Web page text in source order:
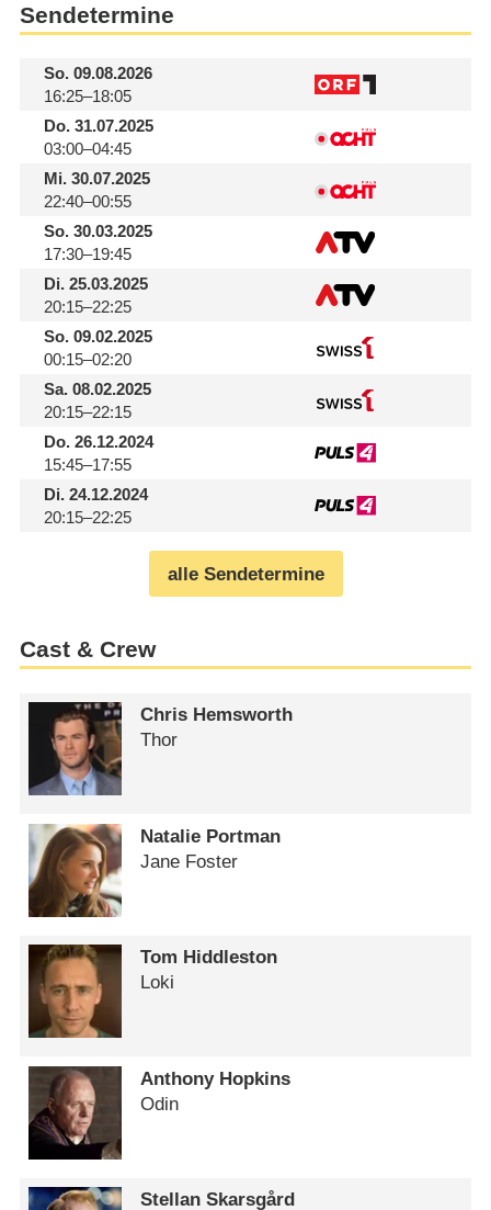
Sendetermine
So.09.08.2026
16:25–18:05
Do.31.07.2025
03:00–04:45
Mi.30.07.2025
22:40–00:55
So.30.03.2025
17:30–19:45
Di.25.03.2025
20:15–22:25
So.09.02.2025
00:15–02:20
Sa.08.02.2025
20:15–22:15
Do.26.12.2024
15:45–17:55
Di.24.12.2024
20:15–22:25
alle Sendetermine
Cast & Crew
Chris Hemsworth
Thor
Natalie Portman
Jane Foster
Tom Hiddleston
Loki
Anthony Hopkins
Odin
Stellan Skarsgård